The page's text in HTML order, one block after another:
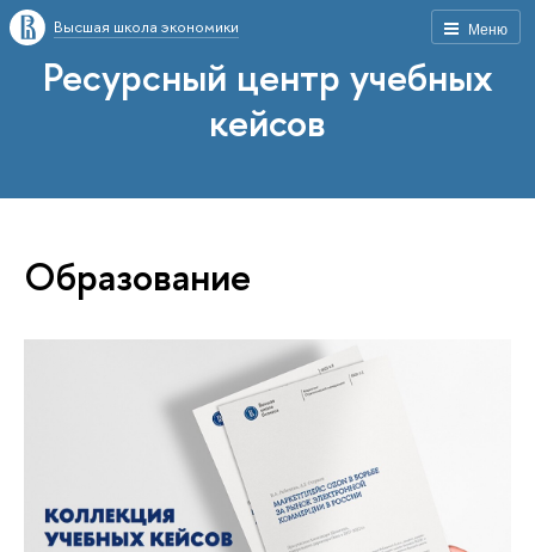
Меню
Высшая школа экономики
Ресурсный центр учебных
кейсов
Образование